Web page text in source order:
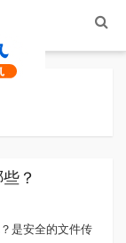
？
是安全的文件传